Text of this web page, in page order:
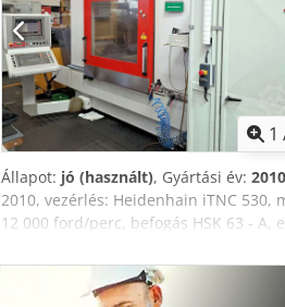
1
Állapot: jó (használt), Gyártási év: 2010
2010, vezérlés: Heidenhain iTNC 530,
12 000 ford/perc, befogás HSK 63 - A,
80 férőhelyes szerszámtár, teljes
harmonika védő, 3D érintőmérő,